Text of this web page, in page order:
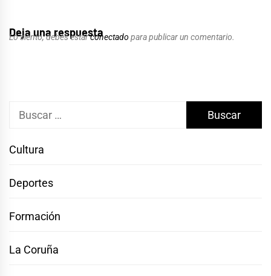
Deja una respuesta
Lo siento, debes estarconectado para publicar un comentario.
Buscar:
Cultura
Deportes
Formación
La Coruña